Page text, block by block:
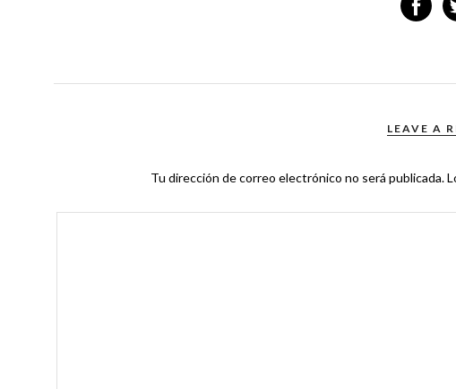
LEAVE A
Tu dirección de correo electrónico no será publicada.